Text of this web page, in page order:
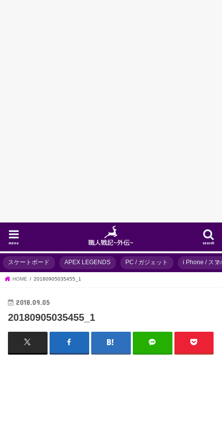
search
menu
スケートボード APEX LEGENDS PC / ガジェット i Phone / スマ
HOME 20180905035455_1
2018.09.05
20180905035455_1